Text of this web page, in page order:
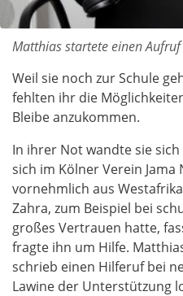
Matthias startete einen
Weil sie noch zur Schule
fehlten ihr die
Bleibe anzukommen.
In ihrer Not wandte sie
sich im Kölner Verein
vornehmlich aus
Zahra, zum Beispiel bei
großes Vertrauen hatte,
fragte ihn um Hilfe.
schrieb einen Hilferuf bei
Lawine der Unterstützung